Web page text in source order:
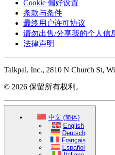
Cookie 偏好设置
条款与条件
最终用户许可协议
请勿出售/分享我的个人信
法律声明
Talkpal, Inc., 2810 N Church St,
© 2026 保留所有权利。
中文 (简体)
English
Deutsch
Français
Español